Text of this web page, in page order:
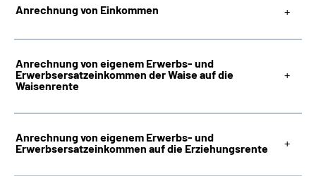
Anrechnung von Einkommen
Anrechnung von eigenem Erwerbs- und
Erwerbsersatzeinkommen der Waise auf die
Waisenrente
Anrechnung von eigenem Erwerbs- und
Erwerbsersatzeinkommen auf die Erziehungsrente